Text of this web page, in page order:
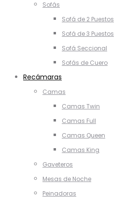
Sofás
Sofá de 2 Puestos
Sofá de 3 Puestos
Sofá Seccional
Sofás de Cuero
Recámaras
Camas
Camas Twin
Camas Full
Camas Queen
Camas King
Gaveteros
Mesas de Noche
Peinadoras